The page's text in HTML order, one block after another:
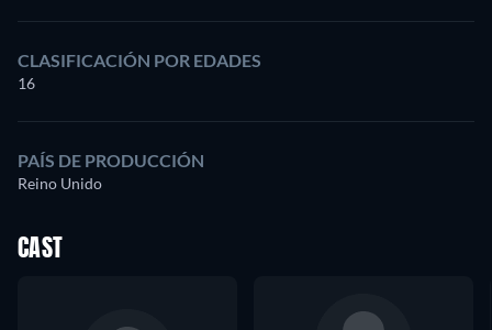
CLASIFICACIÓN POR EDADES
16
PAÍS DE PRODUCCIÓN
Reino Unido
CAST